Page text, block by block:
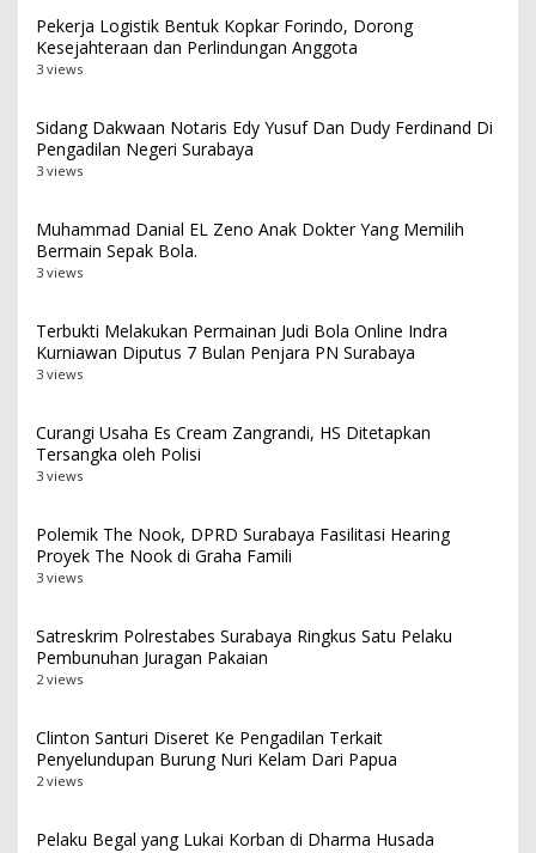
Pekerja Logistik Bentuk Kopkar Forindo, Dorong
Kesejahteraan dan Perlindungan Anggota
3 views
Sidang Dakwaan Notaris Edy Yusuf Dan Dudy Ferdinand Di
Pengadilan Negeri Surabaya
3 views
Muhammad Danial EL Zeno Anak Dokter Yang Memilih
Bermain Sepak Bola.
3 views
Terbukti Melakukan Permainan Judi Bola Online Indra
Kurniawan Diputus 7 Bulan Penjara PN Surabaya
3 views
Curangi Usaha Es Cream Zangrandi, HS Ditetapkan
Tersangka oleh Polisi
3 views
Polemik The Nook, DPRD Surabaya Fasilitasi Hearing
Proyek The Nook di Graha Famili
3 views
Satreskrim Polrestabes Surabaya Ringkus Satu Pelaku
Pembunuhan Juragan Pakaian
2 views
Clinton Santuri Diseret Ke Pengadilan Terkait
Penyelundupan Burung Nuri Kelam Dari Papua
2 views
Pelaku Begal yang Lukai Korban di Dharma Husada